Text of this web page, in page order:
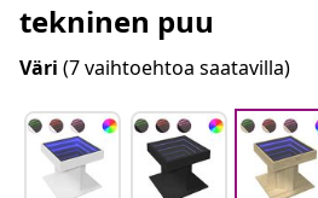
tekninen puu
Väri (7 vaihtoehtoa saatavilla)